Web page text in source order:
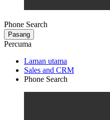
Phone Search
Pasang
Percuma
Laman utama
Sales and CRM
Phone Search